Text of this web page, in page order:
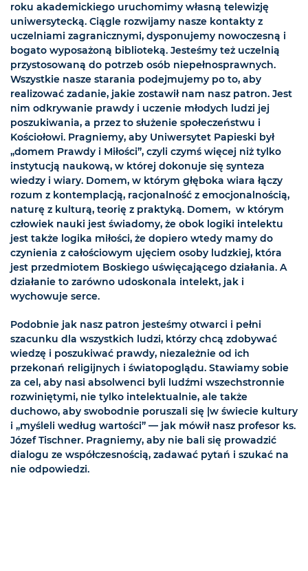
roku akademickiego uruchomimy własną telewizję
uniwersytecką. Ciągle rozwijamy nasze kontakty z
uczelniami zagranicznymi, dysponujemy nowoczesną i
bogato wyposażoną biblioteką. Jesteśmy też uczelnią
przystosowaną do potrzeb osób niepełnosprawnych.
Wszystkie nasze starania podejmujemy po to, aby
realizować zadanie, jakie zostawił nam nasz patron. Jest
nim odkrywanie prawdy i uczenie młodych ludzi jej
poszukiwania, a przez to służenie społeczeństwu i
Kościołowi. Pragniemy, aby Uniwersytet Papieski był
„domem Prawdy i Miłości”, czyli czymś więcej niż tylko
instytucją naukową, w której dokonuje się synteza
wiedzy i wiary. Domem, w którym głęboka wiara łączy
rozum z kontemplacją, racjonalność z emocjonalnością,
naturę z kulturą, teorię z praktyką. Domem, w którym
człowiek nauki jest świadomy, że obok logiki intelektu
jest także logika miłości, że dopiero wtedy mamy do
czynienia z całościowym ujęciem osoby ludzkiej, która
jest przedmiotem Boskiego uświęcającego działania. A
działanie to zarówno udoskonala intelekt, jak i
wychowuje serce.
Podobnie jak nasz patron jesteśmy otwarci i pełni
szacunku dla wszystkich ludzi, którzy chcą zdobywać
wiedzę i poszukiwać prawdy, niezależnie od ich
przekonań religijnych i światopoglądu. Stawiamy sobie
za cel, aby nasi absolwenci byli ludźmi wszechstronnie
rozwiniętymi, nie tylko intelektualnie, ale także
duchowo, aby swobodnie poruszali się |w świecie kultury
i „myśleli według wartości” — jak mówił nasz profesor ks.
Józef Tischner. Pragniemy, aby nie bali się prowadzić
dialogu ze współczesnością, zadawać pytań i szukać na
nie odpowiedzi.